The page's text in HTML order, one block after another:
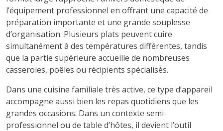
l’équipement professionnel en offrant une capacité de
préparation importante et une grande souplesse
d’organisation. Plusieurs plats peuvent cuire
simultanément à des températures différentes, tandis
que la partie supérieure accueille de nombreuses
casseroles, poêles ou récipients spécialisés.
Dans une cuisine familiale très active, ce type d’appareil
accompagne aussi bien les repas quotidiens que les
grandes occasions. Dans un contexte semi-
professionnel ou de table d’hôtes, il devient l’outil